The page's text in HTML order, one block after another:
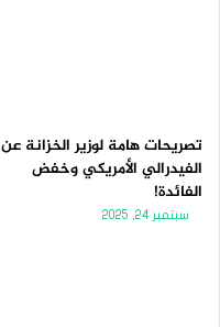
تصريحات هامة لوزير الخزانة عن
الفيدرالي الأمريكي وخفض
الفائدة!
سبتمبر 24, 2025